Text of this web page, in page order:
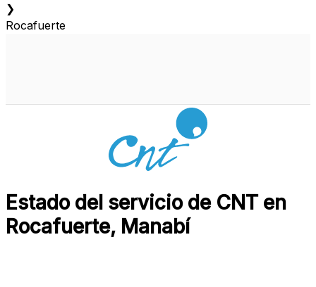
❯
Rocafuerte
Estado del servicio de CNT en
Rocafuerte, Manabí